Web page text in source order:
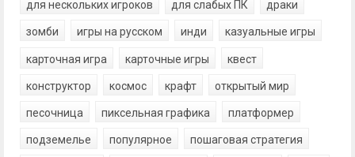
для нескольких игроков для слабых ПК драки
зомби игры на русском инди казуальные игры
карточная игра карточные игры квест
конструктор космос крафт открытый мир
песочница пиксельная графика платформер
подземелье популярное пошаговая стратегия